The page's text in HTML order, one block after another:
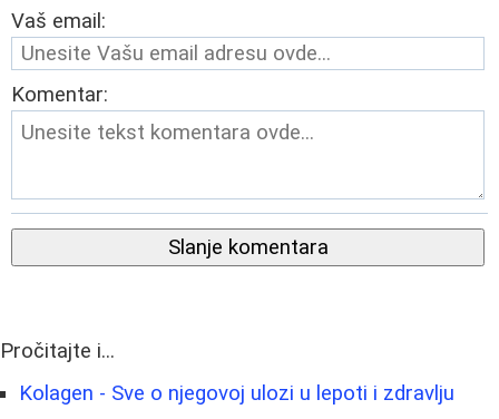
Vaš email:
Komentar:
Slanje komentara
Pročitajte i...
Kolagen - Sve o njegovoj ulozi u lepoti i zdravlju